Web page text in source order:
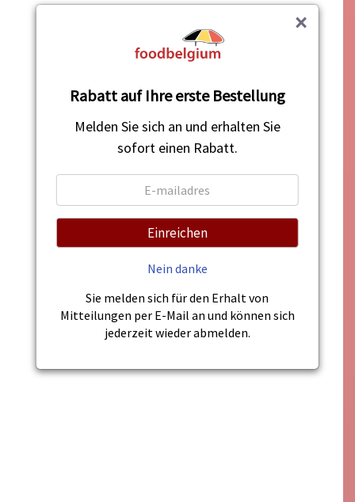
×
Rabatt auf Ihre erste Bestellung
Melden Sie sich an und erhalten Sie
sofort einen Rabatt.
Einreichen
Nein danke
Sie melden sich für den Erhalt von
Mitteilungen per E-Mail an und können sich
jederzeit wieder abmelden.